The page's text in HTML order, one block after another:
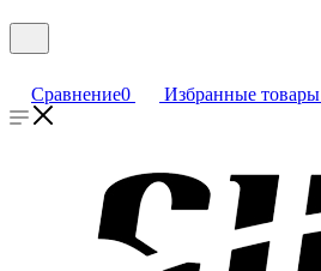
Сравнение0 Избранные товары